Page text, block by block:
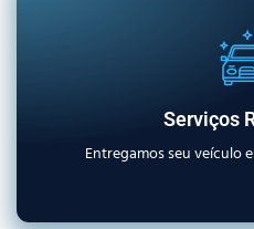
Serviços
Entregamos seu veículo